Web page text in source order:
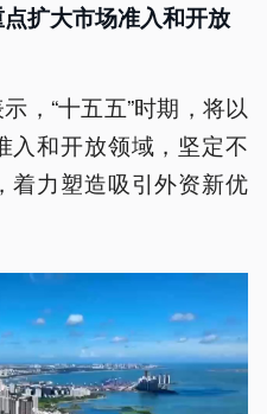
扩大市场准入和开放
，“十五五”时期，将以
入和开放领域，坚定不
着力塑造吸引外资新优